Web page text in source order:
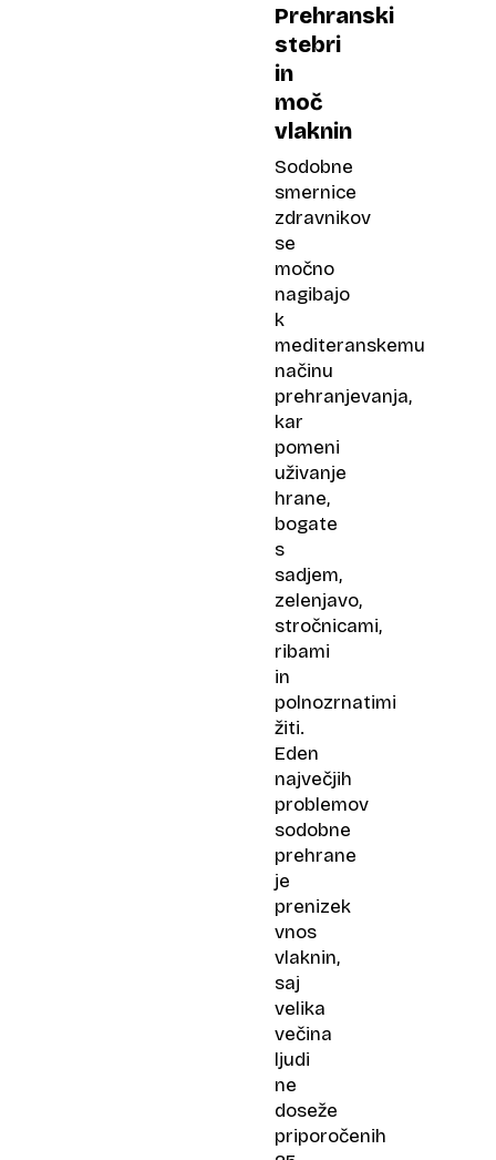
bizarne
diete
časov
Prehranski
stebri
in
moč
vlaknin
Sodobne
smernice
zdravnikov
se
močno
nagibajo
k
mediteranskemu
načinu
prehranjevanja,
kar
pomeni
uživanje
hrane,
bogate
s
sadjem,
zelenjavo,
stročnicami,
ribami
in
polnozrnatimi
žiti.
Eden
največjih
problemov
sodobne
prehrane
je
prenizek
vnos
vlaknin,
saj
velika
večina
ljudi
ne
doseže
priporočenih